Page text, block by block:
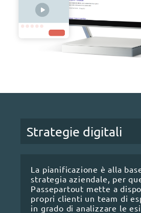
La pianificazione è alla
strategia aziendale, per
Passepartout mette a
propri clienti un team di
in grado di analizzare le